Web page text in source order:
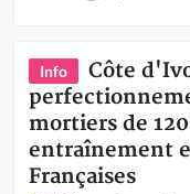
Info
Côte
mortiers de
entraînement
Françaises